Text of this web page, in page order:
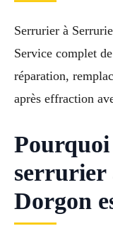
Serrurier à
Service complet
réparation,
après effraction
serrurier
Dorgon